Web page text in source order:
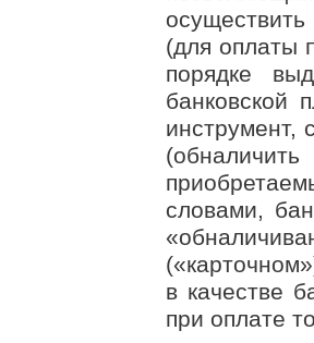
(для оплаты
порядке
банковской
инструмент,
словами,
в качестве
при оплате